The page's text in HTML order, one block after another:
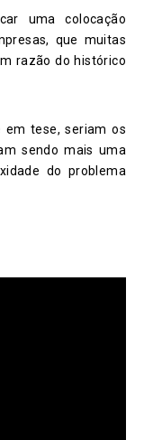
uma colocação
que muitas
razão do histórico
em tese, seriam os
sendo mais uma
do problema